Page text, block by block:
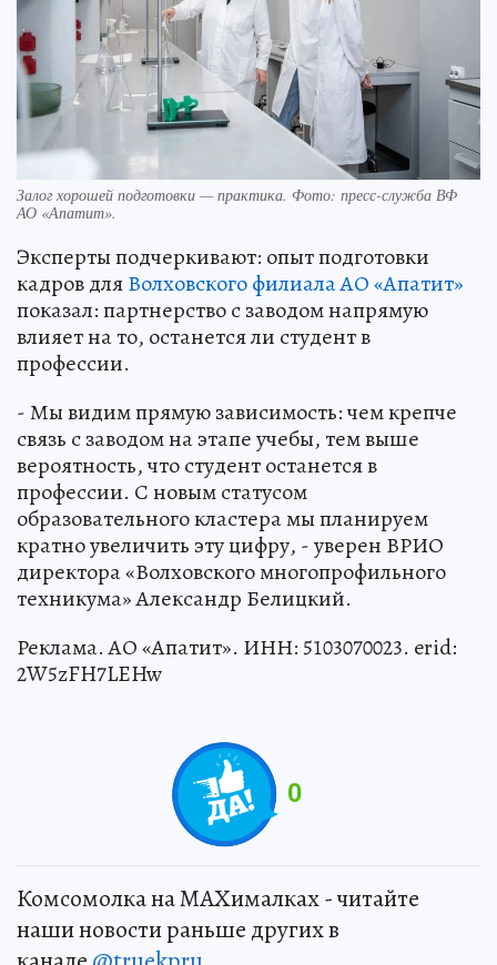
Залог хорошей подготовки — практика. Фото: пресс-служба ВФ
АО «Апатит».
Эксперты подчеркивают: опыт подготовки
кадров дляВолховского филиала АО «Апатит»
показал: партнерство с заводом напрямую
влияет на то, останется ли студент в
профессии.
- Мы видим прямую зависимость: чем крепче
связь с заводом на этапе учебы, тем выше
вероятность, что студент останется в
профессии. С новым статусом
образовательного кластера мы планируем
кратно увеличить эту цифру, - уверен ВРИО
директора «Волховского многопрофильного
техникума» Александр Белицкий.
Реклама. АО «Апатит». ИНН: 5103070023. erid:
2W5zFH7LEHw
0
Комсомолка на MAXималках - читайте
наши новости раньше других в